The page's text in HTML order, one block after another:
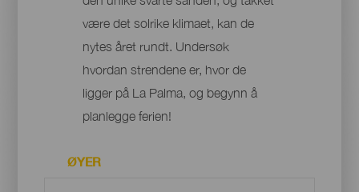
være det solrike klimaet, kan de
nytes året rundt. Undersøk
hvordan strendene er, hvor de
ligger på La Palma, og begynn å
planlegge ferien!
ØYER